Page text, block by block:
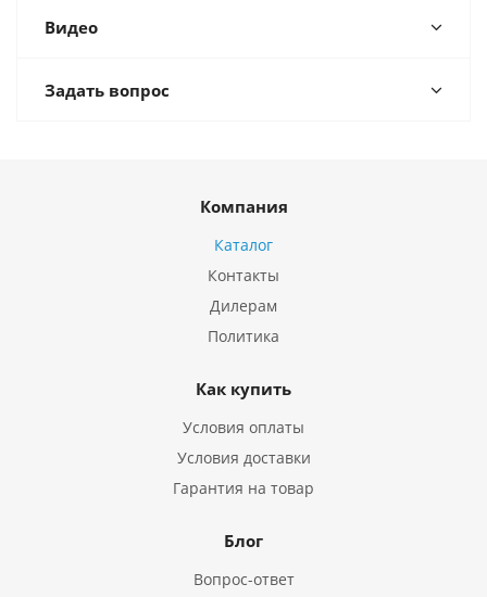
Видео
Задать вопрос
Компания
Каталог
Контакты
Дилерам
Политика
Как купить
Условия оплаты
Условия доставки
Гарантия на товар
Блог
Вопрос-ответ